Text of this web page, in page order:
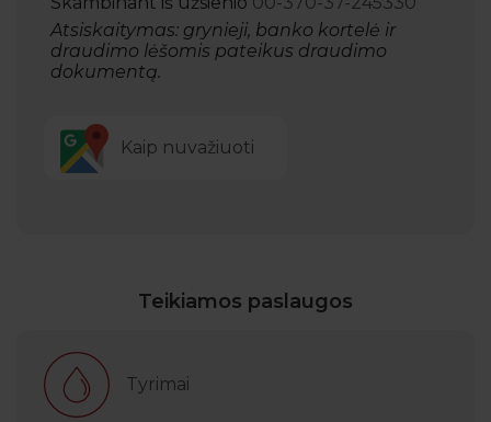
Atsiskaitymas: grynieji, banko kortelė ir
draudimo lėšomis pateikus draudimo
dokumentą.
Kaip nuvažiuoti
Teikiamos paslaugos
Tyrimai